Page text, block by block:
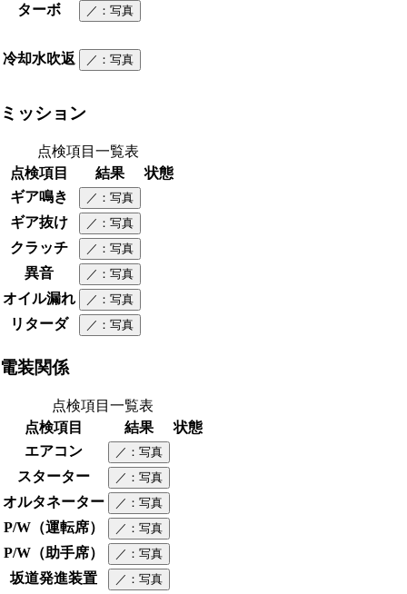
ターボ ／ ：写真
冷却水吹返 ／ ：写真
ミッション
点検項目一覧表
点検項目
結果
状態
ギア鳴き
／ ：写真
ギア抜け ／ ：写真
クラッチ ／ ：写真
異音 ／ ：写真
オイル漏れ ／ ：写真
リターダ ／ ：写真
電装関係
点検項目一覧表
点検項目
結果
状態
エアコン
／ ：写真
スターター ／ ：写真
オルタネーター ／ ：写真
P/W（運転席） ／ ：写真
P/W（助手席） ／ ：写真
坂道発進装置 ／ ：写真